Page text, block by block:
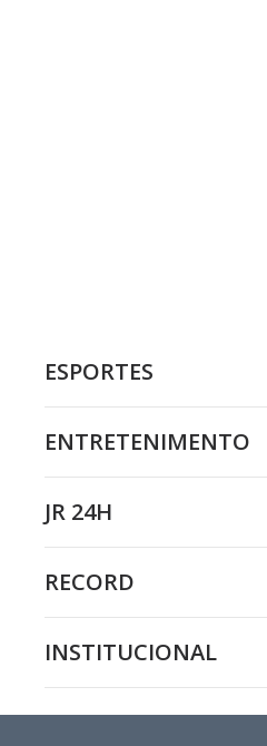
ESPORTES
ENTRETENIMENTO
JR 24H
RECORD
INSTITUCIONAL